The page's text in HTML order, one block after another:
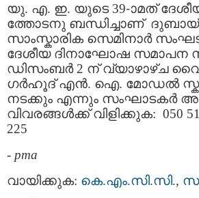
യു. എ. ഇ. യുടെ 39-ാമത്
ത്തോടനു ബന്ധിച്ചാണ് ദുബായ്
സാംസ്കാരിക സെമിനാര്‍
ദേശീയ ദിനാഘോഷ സമാപന
ഡിസംബര്‍ 2 ന് വ്യാഴാഴ്ച
ഗര്‍ഹൂദ്‌ എന്‍. ഐ. മോഡല്‍
നടക്കും എന്നും സംഘാടകര്‍
വിവരങ്ങള്‍ക്ക് വിളിക്കുക: 050 51
225
- pma
വായിക്കുക: കെ.എം.സി.സി.,